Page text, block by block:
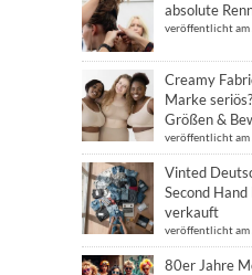
absolute
veröffentlicht am
Creamy
Marke
Größen &
veröffentlicht am
Vinted
Second
verkauft
veröffentlicht am
80er Jahre